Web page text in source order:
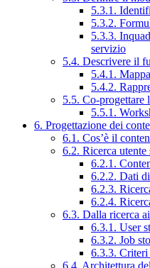
5.3.1.
5.3.2.
5.3.3.
servizio
5.4. Descrivere il
5.4.1.
5.4.2.
5.5. Co-progettare
5.5.1.
6. Progettazione dei
6.1. Cos’è il
6.2. Ricerca
6.2.1.
6.2.2. Dati
6.2.3.
6.2.4.
6.3. Dalla ricerca
6.3.1. User
6.3.2. Job
6.3.3. Criteri
6.4. Architettura